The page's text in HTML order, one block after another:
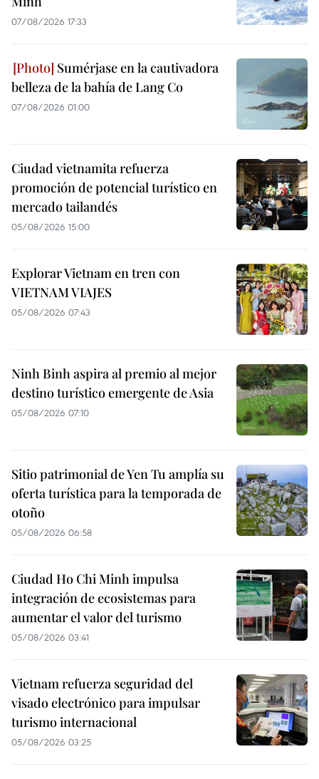
07/08/2026 17:33
Sumérjase en la cautivadora
belleza de la bahía de Lang Co
07/08/2026 01:00
Ciudad vietnamita refuerza
promoción de potencial turístico en
mercado tailandés
05/08/2026 15:00
Explorar Vietnam en tren con
VIETNAM VIAJES
05/08/2026 07:43
Ninh Binh aspira al premio al mejor
destino turístico emergente de Asia
05/08/2026 07:10
Sitio patrimonial de Yen Tu amplía su
oferta turística para la temporada de
otoño
05/08/2026 06:58
Ciudad Ho Chi Minh impulsa
integración de ecosistemas para
aumentar el valor del turismo
05/08/2026 03:41
Vietnam refuerza seguridad del
visado electrónico para impulsar
turismo internacional
05/08/2026 03:25